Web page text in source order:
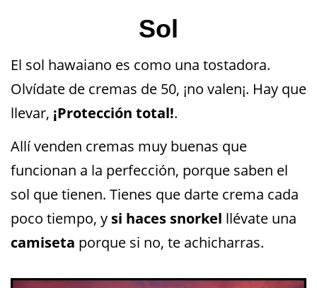
Sol
El sol hawaiano es como una tostadora.
Olvídate de cremas de 50, ¡no valen¡. Hay que
llevar, ¡Protección total!.
Allí venden cremas muy buenas que
funcionan a la perfección, porque saben el
sol que tienen. Tienes que darte crema cada
poco tiempo, y si haces snorkel llévate una
camiseta porque si no, te achicharras.